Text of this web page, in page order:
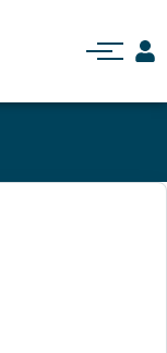
Abrir menu